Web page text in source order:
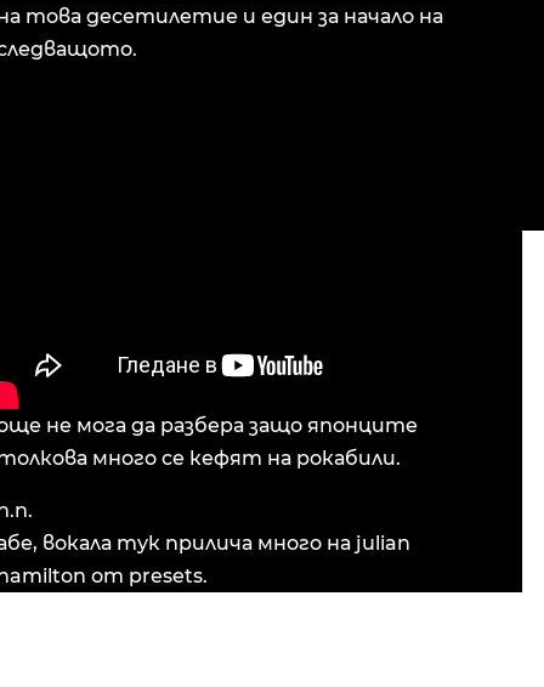
това десетилетие и един за начало на
не мога да разбера защо японците
много се кефят на рокабили.
вокала тук прилича много на julian
от presets.